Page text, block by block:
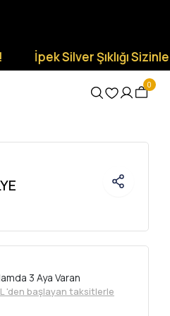
Silver Şıklığı Sizinle Olsun.
0
3 Aya Varan
'den başlayan taksitlerle